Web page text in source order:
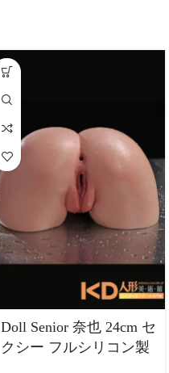
Doll Senior 奈也 24cm セ
クシー フルシリコン製